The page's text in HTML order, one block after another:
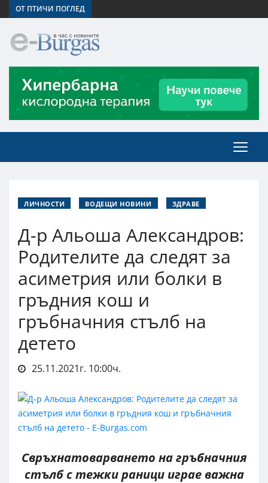
ОТ ПТИЧИ ПОГЛЕД
ЛИЧНОСТИ ВОДЕЩИ НОВИНИ ЗДРАВЕ
Д-р Альоша Александров:
Родителите да следят за
асиметрия или болки в
гръдния кош и
гръбначния стълб на
детето
25.11.2021г. 10:00ч.
Свръхнатоварването на гръбначния
стълб с тежки раници играе важна